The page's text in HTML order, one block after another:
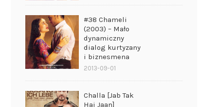
#38 Chameli
(2003) – Mało
dynamiczny
dialog kurtyzany
i biznesmena
2013-09-01
Challa [Jab Tak
Hai Jaan]